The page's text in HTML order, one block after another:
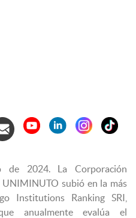
de 2024. La Corporación
subió en la más
Institutions Ranking SRI,
anualmente evalúa el